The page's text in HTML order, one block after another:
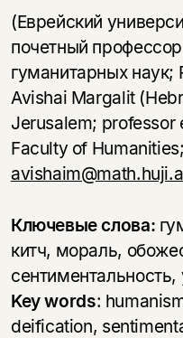
(Еврейский
почетный
гуманитарных наук;
Avishai Margalit
Jerusalem; professor
Faculty of
Ключевые слова:
китч, мораль,
Key words:
deification,